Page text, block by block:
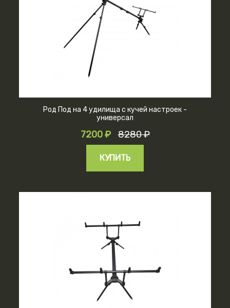
Род Под на 4 удилища с кучей настроек -
универсал
7200 ₽ 8280 ₽
КУПИТЬ